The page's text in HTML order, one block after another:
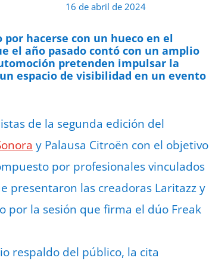
16 de abril de 2024
por hacerse con un hueco en el
el año pasado contó con un amplio
pretenden impulsar la
espacio de visibilidad en un evento
de la segunda edición del
y Palausa Citroën con el objetivo
por profesionales vinculados
presentaron las creadoras Laritazz y
por la sesión que firma el dúo Freak
respaldo del público, la cita